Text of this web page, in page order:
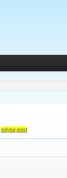
edytuj post